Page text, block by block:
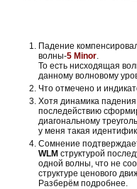
Падение
волны-5 Minor
То есть нисходящая
данному волновому
Что отмечено и
Хотя динамика
последействию
диагональному
у меня такая
Сомнение
WLM структурой
одной волны, что не
структуре ценового
Разберём подробнее.